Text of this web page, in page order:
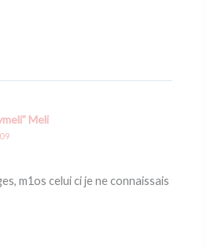
Meli
m1os celui ci je ne connaissais